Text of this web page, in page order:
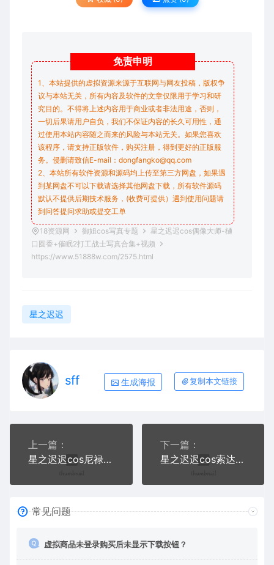
免责申明
1、本站提供的虚拟资源来源于互联网与网友投稿，版权争
议与本站无关，所有内容及软件的文章仅限用于学习和研
究目的。不得将上述内容用于商业或者非法用途，否则，
一切后果请用户自负，我们不保证内容的长久可用性，通
过使用本站内容随之而来的风险与本站无关。如果您喜欢
该程序，请支持正版软件，购买注册，得到更好的正版服
务。侵删请致信E-mail：dongfangko@qq.com
2、本站所有软件资源和源码均上传至第三方网盘，如果遇
到某网盘不可以下载请选择其他网盘下载，所有软件源码
默认不提供后期技术服务，(收费可提供）遇到使用问题请
到问答提问求助或提交工单
18资源网 御姐cos写真专题
星之迟迟cos偶像大师-樋
口圆香+催眠2打工战士写真合集+视频
https://www.51888w.com/2575.html
星之迟迟
sff 生成海报 复制本文链接
上一篇：
星之迟迟cos尼禄+米哈拉写真合集+视频
下一篇：
星之迟迟cos索达+阿瓦隆女士写真合集+视频
常见问题
虚拟商品未登录购买后未显示下载按钮？